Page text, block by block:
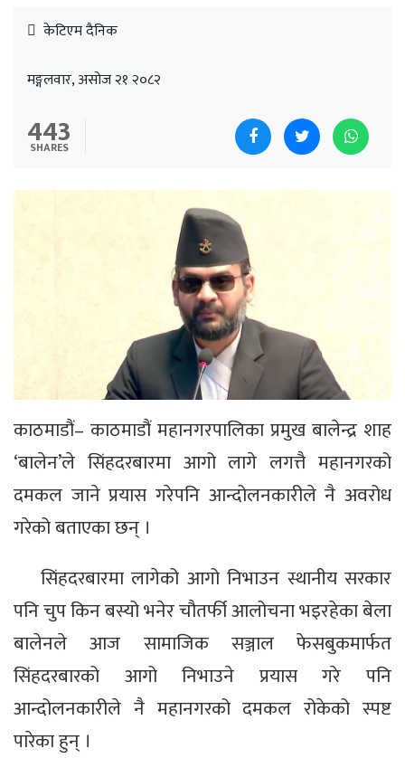
केटिएम दैनिक
मङ्गलवार, असोज २१ २०८२
443
SHARES
काठमाडौं– काठमाडौं महानगरपालिका प्रमुख बालेन्द्र शाह
‘बालेन’ले सिंहदरबारमा आगो लागे लगत्तै महानगरको
दमकल जाने प्रयास गरेपनि आन्दोलनकारीले नै अवरोध
गरेको बताएका छन् ।
सिंहदरबारमा लागेको आगो निभाउन स्थानीय सरकार
पनि चुप किन बस्यो भनेर चौतर्फी आलोचना भइरहेका बेला
बालेनले आज सामाजिक सञ्जाल फेसबुकमार्फत
सिंहदरबारको आगो निभाउने प्रयास गरे पनि
आन्दोलनकारीले नै महानगरको दमकल रोकेको स्पष्ट
पारेका हुन् ।